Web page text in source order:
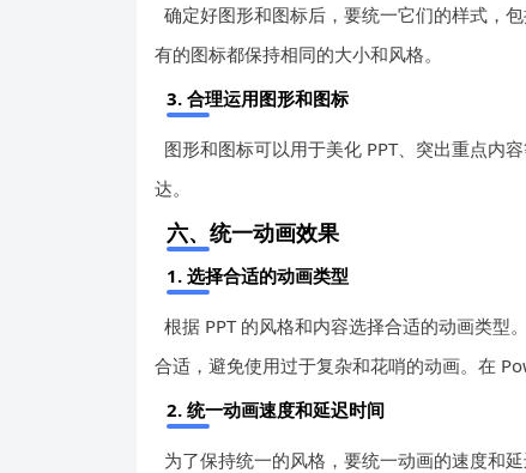
确定好图形和图标后，要统一它们的样式，
有的图标都保持相同的大小和风格。
3. 合理运用图形和图标
图形和图标可以用于美化 PPT、突出重点内
达。
六、统一动画效果
1. 选择合适的动画类型
根据 PPT 的风格和内容选择合适的动画类型
合适，避免使用过于复杂和花哨的动画。在
2. 统一动画速度和延迟时间
为了保持统一的风格，要统一动画的速度和